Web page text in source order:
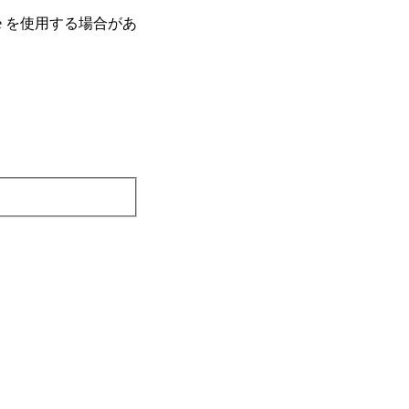
使⽤する場合があ